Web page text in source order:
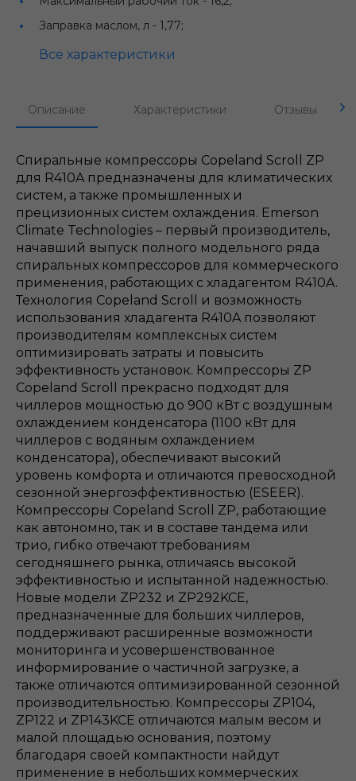
Заправка маслом, л - 1,77;
Все характеристики
Описание Характеристики Отзывы
Спиральные компрессоры Copeland Scroll ZР
для R410A предназначены для климатических
систем, а также промышленных и
прецизионных систем охлаждения. Emerson
Climate Technologies – первый производитель,
начавший выпуск полного модельного ряда
спиральных компрессоров для коммерческого
применения, работающих с хладагентом R410A.
Технология Copeland Scroll и возможность
использования хладагента R410A позволяют
производителям комплексных систем
оптимизировать затраты и повысить
эффективность установок. Компрессоры ZP
Copeland Scroll прекрасно подходят для
чиллеров мощностью до 900 кВт с воздушным
охлаждением конденсатора (1100 кВт для
чиллеров с водяным охлаждением
конденсатора), обеспечивают высокий
уровень комфорта и отличаются превосходной
сезонной энергоэффективностью (ESEER).
Компрессоры Copeland Scroll ZP, работающие
как автономно, так и в составе тандема или
трио, гибко отвечают требованиям
сегодняшнего рынка, отличаясь высокой
эффективностью и испытанной надежностью.
Новые модели ZP232 и ZP292KCE,
предназначенные для больших чиллеров,
поддерживают расширенные возможности
мониторинга и усовершенствованное
информирование о частичной загрузке, а
также отличаются оптимизированной сезонной
производительностью. Компрессоры ZP104,
ZP122 и ZP143KCE отличаются малым весом и
малой площадью основания, поэтому
благодаря своей компактности найдут
применение в небольших коммерческих